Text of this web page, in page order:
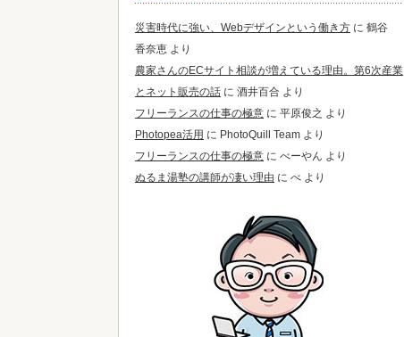
災害時代に強い、Webデザインという働き方 に 鶴谷
香奈恵 より
農家さんのECサイト相談が増えている理由。第6次産業
とネット販売の話 に 酒井百合 より
フリーランスの仕事の極意 に 平原俊之 より
Photopea活用 に PhotoQuill Team より
フリーランスの仕事の極意 に べーやん より
ぬるま湯塾の講師が凄い理由 に べ より